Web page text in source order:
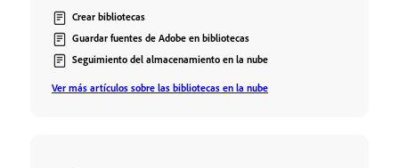
Crear bibliotecas
Guardar fuentes de Adobe en bibliotecas
Seguimiento del almacenamiento en la nube
Ver más artículos sobre las bibliotecas en la nube